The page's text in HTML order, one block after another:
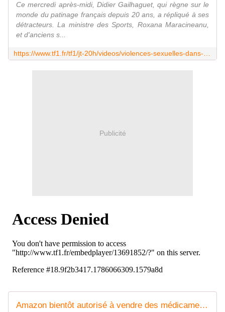
Ce mercredi après-midi, Didier Gailhaguet, qui règne sur le
monde du patinage français depuis 20 ans, a répliqué à ses
détracteurs. La ministre des Sports, Roxana Maracineanu,
et d'anciens s...
Publicité
Amazon bientôt autorisé à vendre des médicaments en France ? - Le journal de 20h | TF1